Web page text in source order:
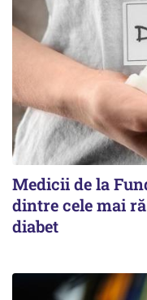
Medicii de la
dintre cele mai
diabet